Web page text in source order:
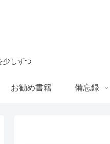
少しずつ
お勧め書籍 備忘録